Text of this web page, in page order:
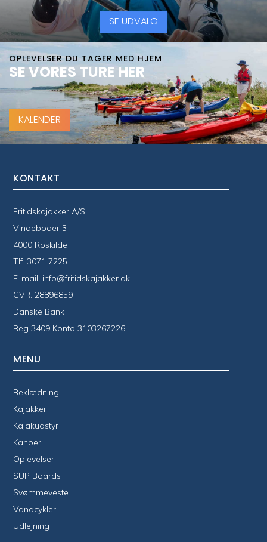
SE UDVALG
OPLEVELSER DU TAGER MED HJEM
SE VORES TURE HER
KALENDER
KONTAKT
Fritidskajakker A/S
Vindeboder 3
4000 Roskilde
Tlf.3071 7225
E-mail: info@fritidskajakker.dk
CVR. 28896859
Danske Bank
Reg 3409 Konto 3103267226
MENU
Beklædning
Kajakker
Kajakudstyr
Kanoer
Oplevelser
SUP Boards
Svømmeveste
Vandcykler
Udlejning